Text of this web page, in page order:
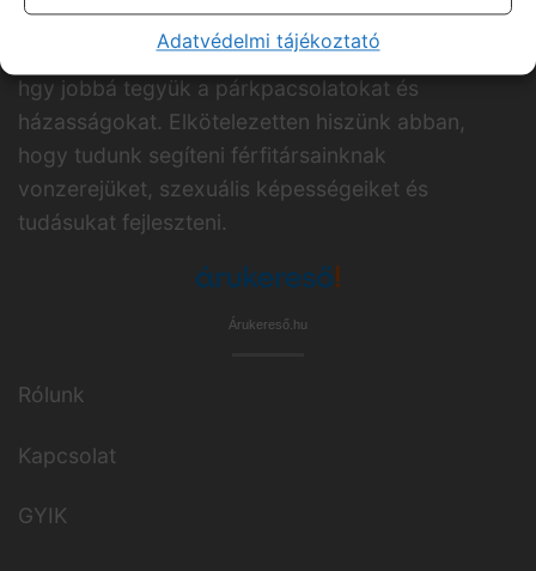
Adatvédelmi tájékoztató
Célunk, hogy segítsünk a férfiaknak. Küldetésünk,
hgy jobbá tegyük a párkpacsolatokat és
házasságokat. Elkötelezetten hiszünk abban,
hogy tudunk segíteni férfitársainknak
vonzerejüket, szexuális képességeiket és
tudásukat fejleszteni.
Árukereső.hu
Rólunk
Kapcsolat
GYIK